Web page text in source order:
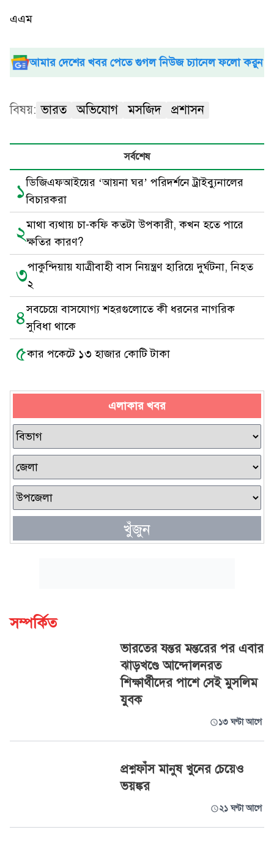
এএম
আমার দেশের খবর পেতে গুগল নিউজ চ্যানেল ফলো করুন
বিষয়: ভারত অভিযোগ মসজিদ প্রশাসন
সর্বশেষ
১ডিজিএফআইয়ের ‘আয়না ঘর’ পরিদর্শনে ট্রাইব্যুনালের
বিচারকরা
২মাথা ব্যথায় চা-কফি কতটা উপকারী, কখন হতে পারে
ক্ষতির কারণ?
৩পাকুন্দিয়ায় যাত্রীবাহী বাস নিয়ন্ত্রণ হারিয়ে দুর্ঘটনা, নিহত
২
৪সবচেয়ে বাসযোগ্য শহরগুলোতে কী ধরনের নাগরিক
সুবিধা থাকে
৫কার পকেটে ১৩ হাজার কোটি টাকা
এলাকার খবর
খুঁজুন
সম্পর্কিত
ভারতের যন্তর মন্তরের পর এবার
ঝাড়খণ্ডে আন্দোলনরত
শিক্ষার্থীদের পাশে সেই মুসলিম
যুবক
১৩ ঘণ্টা আগে
প্রশ্নফাঁস মানুষ খুনের চেয়েও
ভয়ঙ্কর
২১ ঘণ্টা আগে